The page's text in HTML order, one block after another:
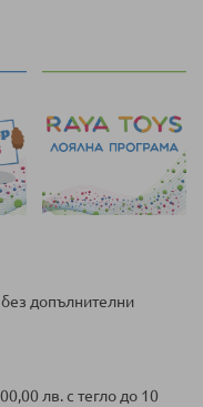
допълнителни
лв. с тегло до 10